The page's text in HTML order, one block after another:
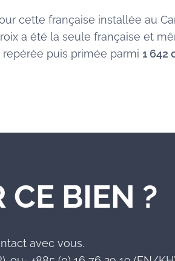
cette française installée au
a été la seule française et
puis primée parmi 1 642
CE BIEN ?
avec vous.